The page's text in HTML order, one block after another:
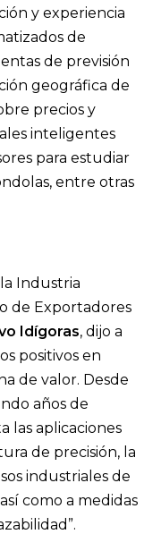
y experiencia
de
de previsión
geográfica de
precios y
inteligentes
para estudiar
entre otras
Industria
de Exportadores
Idígoras, dijo a
positivos en
de valor. Desde
años de
las aplicaciones
de precisión, la
industriales de
como a medidas